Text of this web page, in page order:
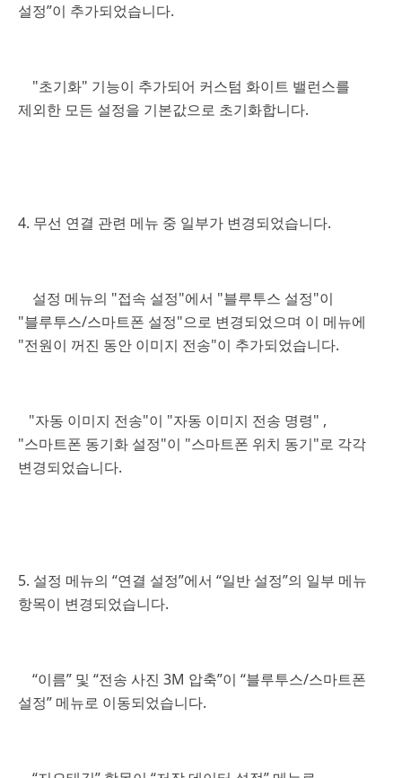
설정”이 추가되었습니다.
"초기화" 기능이 추가되어 커스텀 화이트 밸런스를
제외한 모든 설정을 기본값으로 초기화합니다.
4. 무선 연결 관련 메뉴 중 일부가 변경되었습니다.
설정 메뉴의 "접속 설정"에서 "블루투스 설정"이
"블루투스/스마트폰 설정"으로 변경되었으며 이 메뉴에
"전원이 꺼진 동안 이미지 전송"이 추가되었습니다.
"자동 이미지 전송"이 "자동 이미지 전송 명령" ,
"스마트폰 동기화 설정"이 "스마트폰 위치 동기"로 각각
변경되었습니다.
5. 설정 메뉴의 “연결 설정”에서 “일반 설정”의 일부 메뉴
항목이 변경되었습니다.
“이름” 및 “전송 사진 3M 압축”이 “블루투스/스마트폰
설정” 메뉴로 이동되었습니다.